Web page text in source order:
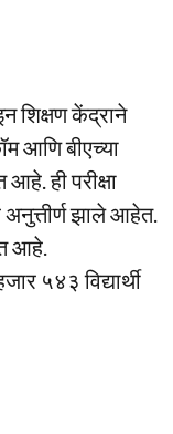
शिक्षण केंद्राने
आणि बीएच्या
ही परीक्षा
अनुत्तीर्ण झाले आहेत.
आहे.
५४३ विद्यार्थी